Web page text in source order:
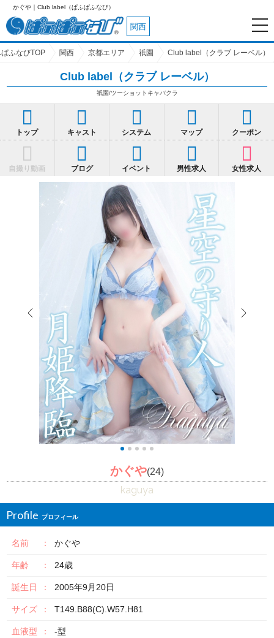
label（ぱふぱふなび）
関西
ふなびTOP 関西 京都エリア 祇園 Club label（クラブ レーベル）
Club label（クラブ レーベル）
祇園/ツーショットキャバクラ
トップ キャスト システム マップ クーポン
自撮り動画 ブログ イベント 男性求人 女性求人
かぐや(24)
kaguya
Profile
名前 かぐや
年齢 24歳
誕生日 2005年9月20日
サイズ T149.B88(C).W57.H81
血液型 -型